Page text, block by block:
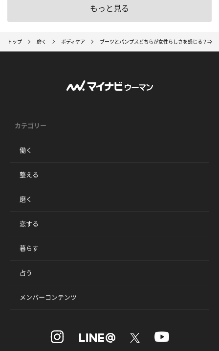
もっと見る
トップ 磨く ボディケア ブーツとパンプスどちらが女性らしさを感じる？⇒
カテゴリー
働く
整える
磨く
恋する
暮らす
占う
メンバーコンテンツ